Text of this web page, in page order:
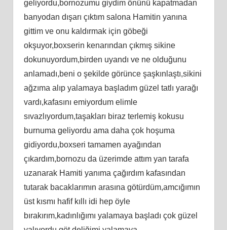
geliyordu,bornozumu giydim önünü kapatmadan
banyodan dışarı çıktım salona Hamitin yanına
gittim ve onu kaldırmak için göbeği
okşuyor,boxserin kenarından çıkmış sikine
dokunuyordum,birden uyandı ve ne olduğunu
anlamadı,beni o şekilde görünce şaşkınlaştı,sikini
ağzıma alıp yalamaya başladım güzel tatlı yarağı
vardı,kafasını emiyordum elimle
sıvazlıyordum,taşakları biraz terlemiş kokusu
burnuma geliyordu ama daha çok hoşuma
gidiyordu,boxseri tamamen ayağından
çıkardım,bornozu da üzerimde attım yan tarafa
uzanarak Hamiti yanıma çağırdım kafasından
tutarak bacaklarımın arasına götürdüm,amcığımın
üst kısmı hafif kıllı idi hep öyle
bırakırım,kadınlığımı yalamaya başladı çok güzel